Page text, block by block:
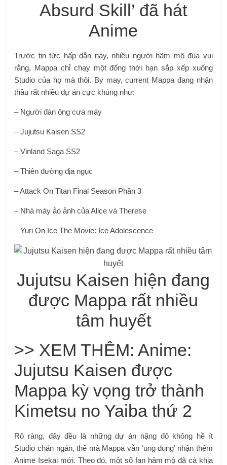
Absurd Skill’ đã hát
Anime
Trước tin tức hấp dẫn này, nhiều người hâm mộ đùa vui
rằng, Mappa chỉ chạy một đống thời hạn sắp xếp xuống
Studio của họ mà thôi. By may, current Mappa đang nhận
thầu rất nhiều dự án cực khủng như:
– Người đàn ông cưa máy
– Jujutsu Kaisen SS2
– Vinland Saga SS2
– Thiên đường địa ngục
– Attack On Titan Final Season Phần 3
– Nhà máy ảo ảnh của Alice và Therese
– Yuri On Ice The Movie: Ice Adolescence
Jujutsu Kaisen hiện đang
được Mappa rất nhiều
tâm huyết
>> XEM THÊM: Anime:
Jujutsu Kaisen được
Mappa kỳ vọng trở thành
Kimetsu no Yaiba thứ 2
Rõ ràng, đây đều là những dự án nặng đô không hề ít
Studio chán ngán, thế mà Mappa vẫn ‘ung dung’ nhận thêm
Anime Isekai mới. Theo đó, một số fan hâm mộ đã cà khịa